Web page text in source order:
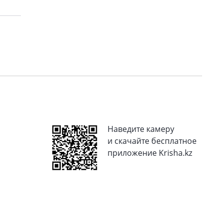
Наведите камеру
и скачайте бесплатное
приложение Krisha.kz